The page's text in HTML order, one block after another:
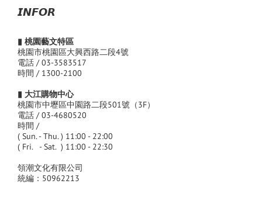
𝙄𝙉𝙁𝙊𝙍
▮ 桃園藝文特區
桃園市桃園區大興西路二段4號
電話 / 03-3583517
時間 / 1300-2100
▮ 大江購物中心
桃園市中壢區中園路二段501號（3F）
電話 / 03-4680520
時間 /
( Sun. - Thu. ) 11:00 - 22:00
( Fri. - Sat. ) 11:00 - 22:30
領潮文化有限公司
統編：50962213